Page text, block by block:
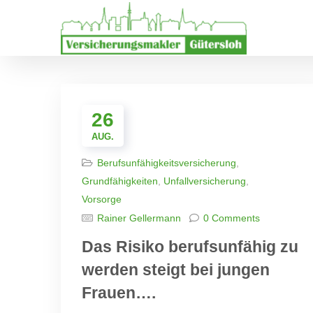
26
AUG.
Berufsunfähigkeitsversicherung
Grundfähigkeiten
Unfallversicherung
Vorsorge
Rainer Gellermann
0 Comments
Das Risiko berufsunfähig zu
werden steigt bei jungen
Frauen….